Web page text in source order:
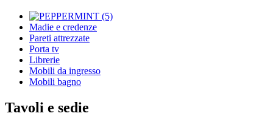
Madie e credenze
Pareti attrezzate
Porta tv
Librerie
Mobili da ingresso
Mobili bagno
Tavoli e sedie